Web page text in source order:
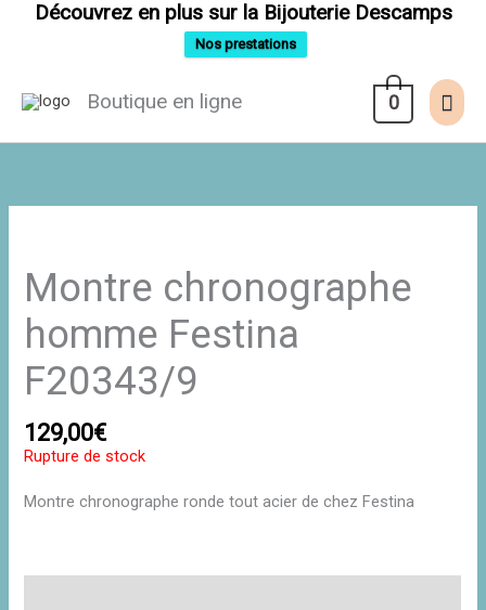
Découvrez en plus sur la Bijouterie Descamps
Nos prestations
Boutique en ligne 0
Montre chronographe
homme Festina
F20343/9
129,00€
Rupture de stock
Montre chronographe ronde tout acier de chez Festina